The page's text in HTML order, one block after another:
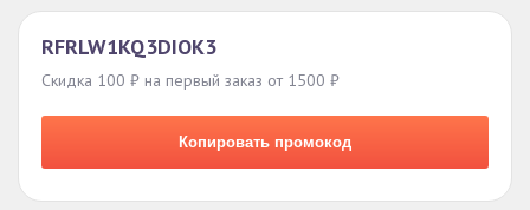
RFRLW1KQ3DIOK3
Скидка 100 ₽ на первый заказ от 1500 ₽
Копировать промокод